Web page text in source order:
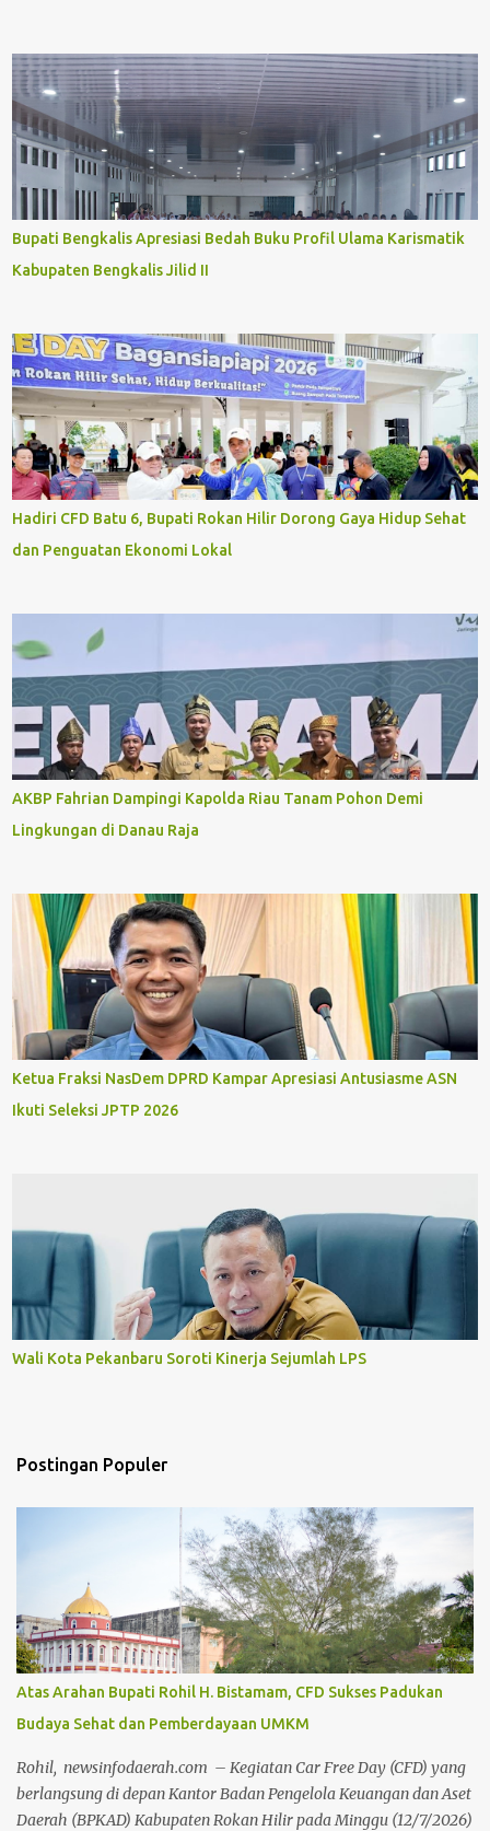
Bupati Bengkalis Apresiasi Bedah Buku Profil Ulama Karismatik
Kabupaten Bengkalis Jilid II
Hadiri CFD Batu 6, Bupati Rokan Hilir Dorong Gaya Hidup Sehat
dan Penguatan Ekonomi Lokal
AKBP Fahrian Dampingi Kapolda Riau Tanam Pohon Demi
Lingkungan di Danau Raja
Ketua Fraksi NasDem DPRD Kampar Apresiasi Antusiasme ASN
Ikuti Seleksi JPTP 2026
Wali Kota Pekanbaru Soroti Kinerja Sejumlah LPS
Postingan Populer
Atas Arahan Bupati Rohil H. Bistamam, CFD Sukses Padukan
Budaya Sehat dan Pemberdayaan UMKM
Rohil, newsinfodaerah.com – Kegiatan Car Free Day (CFD) yang
berlangsung di depan Kantor Badan Pengelola Keuangan dan Aset
Daerah (BPKAD) Kabupaten Rokan Hilir pada Minggu (12/7/2026)